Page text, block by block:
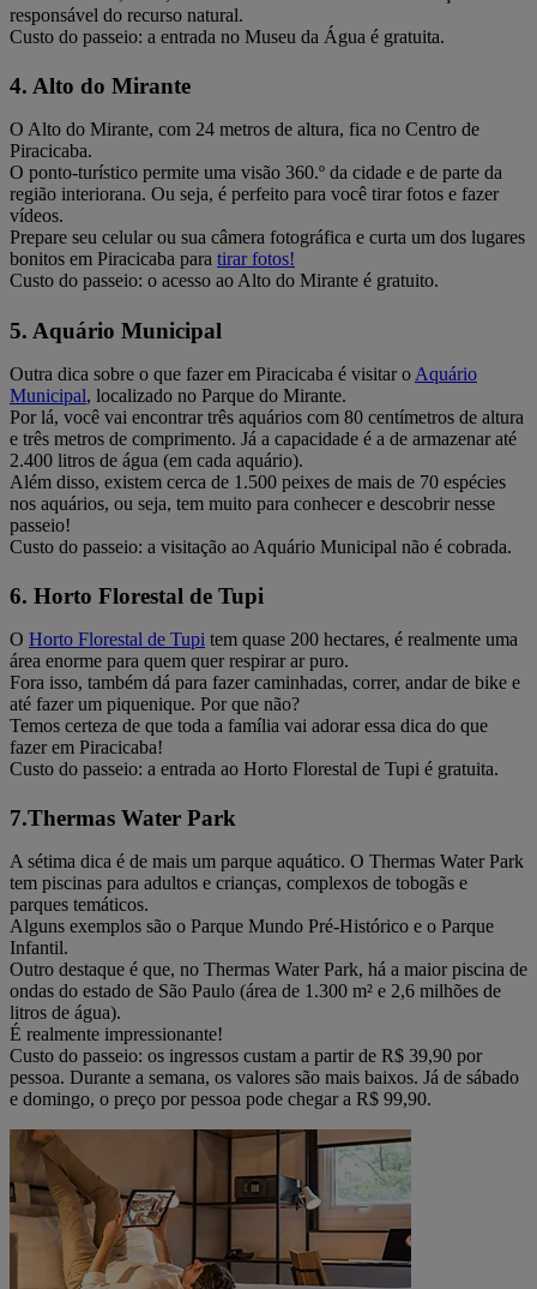
responsável do recurso natural.
Custo do passeio: a entrada no Museu da Água é gratuita.
4. Alto do Mirante
O Alto do Mirante, com 24 metros de altura, fica no Centro de
Piracicaba.
O ponto-turístico permite uma visão 360.º da cidade e de parte da
região interiorana. Ou seja, é perfeito para você tirar fotos e fazer
vídeos.
Prepare seu celular ou sua câmera fotográfica e curta um dos lugares
bonitos em Piracicaba para tirar fotos!
Custo do passeio: o acesso ao Alto do Mirante é gratuito.
5. Aquário Municipal
Outra dica sobre o que fazer em Piracicaba é visitar o Aquário
Municipal, localizado no Parque do Mirante.
Por lá, você vai encontrar três aquários com 80 centímetros de altura
e três metros de comprimento. Já a capacidade é a de armazenar até
2.400 litros de água (em cada aquário).
Além disso, existem cerca de 1.500 peixes de mais de 70 espécies
nos aquários, ou seja, tem muito para conhecer e descobrir nesse
passeio!
Custo do passeio: a visitação ao Aquário Municipal não é cobrada.
6. Horto Florestal de Tupi
O Horto Florestal de Tupi tem quase 200 hectares, é realmente uma
área enorme para quem quer respirar ar puro.
Fora isso, também dá para fazer caminhadas, correr, andar de bike e
até fazer um piquenique. Por que não?
Temos certeza de que toda a família vai adorar essa dica do que
fazer em Piracicaba!
Custo do passeio: a entrada ao Horto Florestal de Tupi é gratuita.
7.Thermas Water Park
A sétima dica é de mais um parque aquático. O Thermas Water Park
tem piscinas para adultos e crianças, complexos de tobogãs e
parques temáticos.
Alguns exemplos são o Parque Mundo Pré-Histórico e o Parque
Infantil.
Outro destaque é que, no Thermas Water Park, há a maior piscina de
ondas do estado de São Paulo (área de 1.300 m² e 2,6 milhões de
litros de água).
É realmente impressionante!
Custo do passeio: os ingressos custam a partir de R$ 39,90 por
pessoa. Durante a semana, os valores são mais baixos. Já de sábado
e domingo, o preço por pessoa pode chegar a R$ 99,90.